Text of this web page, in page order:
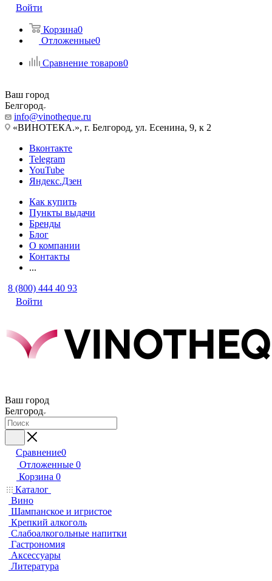
Войти
Корзина0
Отложенные0
Сравнение товаров0
Ваш город
Белгород
info@vinotheque.ru
«ВИНОТЕКА.», г. Белгород, ул. Есенина, 9, к 2
Вконтакте
Telegram
YouTube
Яндекс.Дзен
Как купить
Пункты выдачи
Бренды
Блог
О компании
Контакты
...
8 (800) 444 40 93
Войти
Ваш город
Белгород
Сравнение0
Отложенные 0
Корзина 0
Каталог
Вино
Шампанское и игристое
Крепкий алкоголь
Слабоалкогольные напитки
Гастрономия
Аксессуары
Литература